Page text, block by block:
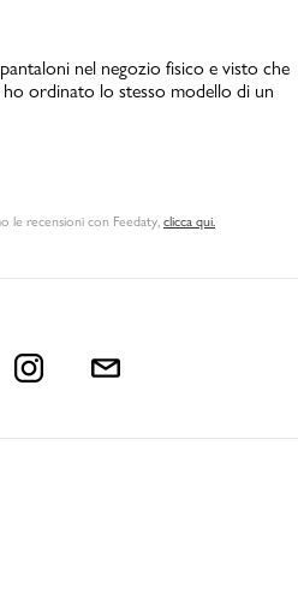
nel negozio fisico e visto che
ordinato lo stesso modello di un
le recensioni con Feedaty clicca qui.